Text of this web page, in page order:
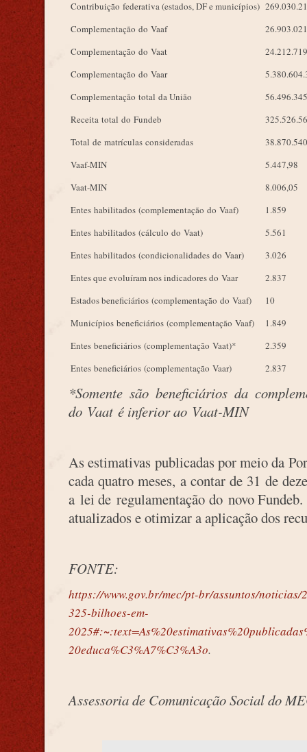
Contribuição federativa (estados, DF e municípios)
Complementação do Vaaf
Complementação do Vaat
Complementação do Vaar
Complementação total da União
Receita total do Fundeb
Total de matrículas consideradas
38.870.540
Vaaf-MIN
5.447,98
Vaat-MIN
8.006,05
Entes habilitados (complementação do Vaaf)
1.859
Entes habilitados (cálculo do Vaat)
5.561
Entes habilitados (condicionalidades do Vaar)
3.026
Entes que evoluíram nos indicadores do Vaar
2.837
Estados beneficiários (complementação do Vaaf)
10
Municípios beneficiários (complementação Vaaf)
1.849
Entes beneficiários (complementação Vaat)*
2.359
Entes beneficiários (complementação Vaar)
2.837
*Somente são beneficiários da
do Vaat é inferior ao Vaat-MIN
As estimativas publicadas por meio da
cada quatro meses, a contar de 31 de
a lei de regulamentação do novo
atualizados e otimizar a aplicação dos
FONTE:
https://www.gov.br/mec/pt-br/assuntos/
325-bilhoes-em-
20educa%C3%A7%C3%A3o.
Assessoria de Comunicação Social do